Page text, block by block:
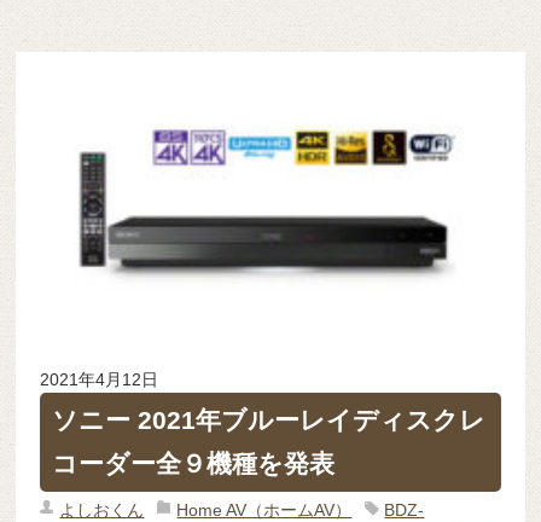
2021年4月12日
ソニー 2021年ブルーレイディスクレ
コーダー全９機種を発表
よしおくん Home AV（ホームAV）
BDZ-